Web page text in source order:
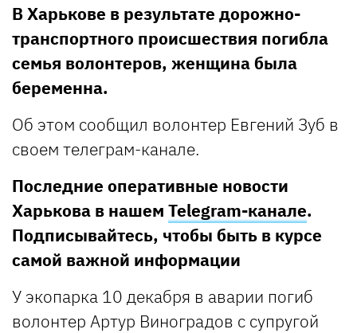
В Харькове в результате дорожно-
транспортного происшествия погибла
семья волонтеров, женщина была
беременна.
Об этом сообщил волонтер Евгений Зуб в
своем телеграм-канале.
Последние оперативные новости
Харькова в нашем Telegram-канале.
Подписывайтесь, чтобы быть в курсе
самой важной информации
У экопарка 10 декабря в аварии погиб
волонтер Артур Виноградов с супругой